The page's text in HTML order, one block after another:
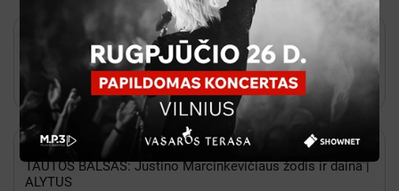
Ticketmarket
Gruodis 12 - 18:00
Roko amžius: gražiausios baladės | Alytus
Alytus, Alytaus miesto teatras
Bilietai 
 Lapkritis 27 - 18:00
TAUTOS BALSAS: Justino Marcinkevičiaus žodis ir daina |
ALYTUS